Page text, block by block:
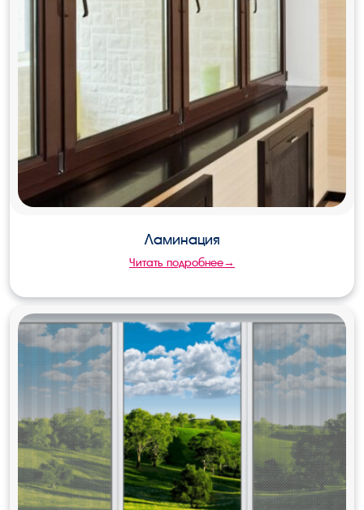
Ламинация
Читать подробнее→